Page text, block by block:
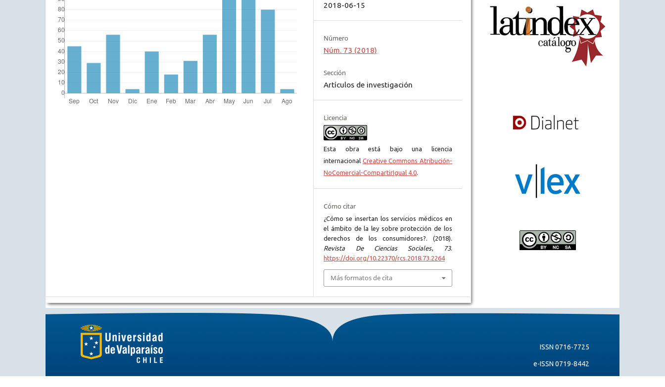
2018-06-15
Número
Núm. 73 (2018)
Sección
Artículos de investigación
Licencia
Esta obra está bajo una licencia
internacional Creative Commons Atribución-
NoComercial-CompartirIgual 4.0.
Cómo citar
¿Cómo se insertan los servicios médicos en
el ámbito de la ley sobre protección de los
derechos de los consumidores?. (2018).
Revista De Ciencias Sociales, 73.
https://doi.org/10.22370/rcs.2018.73.2264
Más formatos de cita
ISSN 0716-7725
e-ISSN 0719-8442